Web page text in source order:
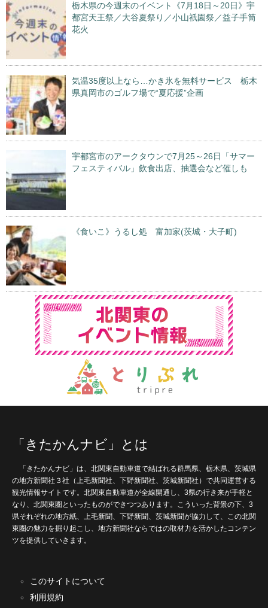
栃木県の今週末のイベント《7月18日～20日》宇
都宮天王祭／大谷夏祭り／小山祇園祭／益子手筒
花火
気温35度以上なら…かき氷を無料サービス 栃木
県真岡市のゴルフ場で“夏応援”企画
宇都宮市のアークタウンで7月25～26日「サマー
フェスティバル」飲食出店、抽選会など催しも
《食いこ》うるし処 富加家(茨城・大子町)
「きたかんナビ」とは
「きたかんナビ」は、北関東自動車道で結ばれる群馬県、栃木県、茨城県
の地方新聞社３社（上毛新聞社、下野新聞社、茨城新聞社）で共同運営する
観光情報サイトです。北関東自動車道が全線開通し、3県の行き来が手軽と
なり、北関東圏といったものができつつあります。こういった背景の下、3
県それぞれの地方紙、上毛新聞、下野新聞、茨城新聞が協力して、この北関
東圏の魅力を掘り起こし、地方新聞社ならではの取材力を活かしたコンテン
ツを提供していきます。
このサイトについて
利用規約